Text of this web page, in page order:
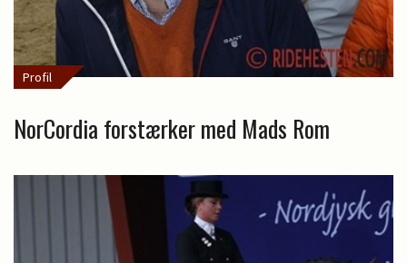
Profil
NorCordia forstærker med Mads Rom